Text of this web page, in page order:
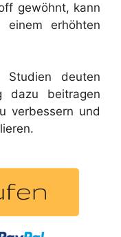
gewöhnt, kann
erhöhten
Studien deuten
dazu beitragen
verbessern und